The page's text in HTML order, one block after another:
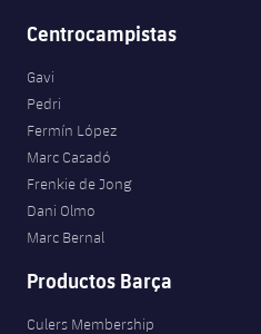
Centrocampistas
Gavi
Pedri
Fermín López
Marc Casadó
Frenkie de Jong
Dani Olmo
Marc Bernal
Productos Barça
Culers Membership